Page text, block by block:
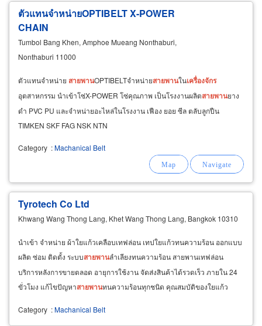
ตัวแทนจำหน่ายOPTIBELT X-POWER
CHAIN
Tumbol Bang Khen, Amphoe Mueang Nonthaburi,
Nonthaburi 11000
ตัวแทนจำหน่าย สายพานOPTIBELTจำหน่ายสายพานในเครื่องจักร
อุตสาหกรรม นำเข้าโซ่X-POWER โซ่คุณภาพ เป็นโรงงานผลิตสายพานยาง
ดำ PVC PU และจำหน่ายอะไหล่ในโรงงาน เฟือง ยอย ซีล ตลับลูกปืน
TIMKEN SKF FAG NSK NTN
Category :Machanical Belt
Tyrotech Co Ltd
Khwang Wang Thong Lang, Khet Wang Thong Lang, Bangkok 10310
นำเข้า จำหน่าย ผ้าใยแก้วเคลือบเทฟล่อน เทปใยแก้วทนความร้อน ออกแบบ
ผลิต ซ่อม ติดตั้ง ระบบสายพานลำเลียงทนความร้อน สายพานเทฟล่อน
บริการหลังการขายตลอด อายุการใช้งาน จัดส่งสินค้าได้รวดเร็ว ภายใน 24
ขั่วโมง แก้ไขปัญหาสายพานทนความร้อนทุกชนิด คุณสมบัติของใยแก้ว
Category :Machanical Belt